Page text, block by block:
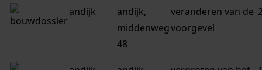
andijk
andijk,
middenweg
48
veranderen van de
voorgevel